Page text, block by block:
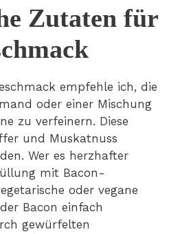
Zutaten für
empfehle ich, die
oder einer Mischung
zu verfeinern. Diese
und Muskatnuss
Wer es herzhafter
mit Bacon-
oder vegane
Bacon einfach
gewürfelten